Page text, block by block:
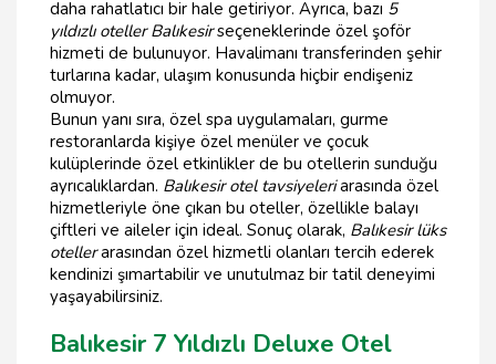
daha rahatlatıcı bir hale getiriyor. Ayrıca, bazı 5
yıldızlı oteller Balıkesirseçeneklerinde özel şoför
hizmeti de bulunuyor. Havalimanı transferinden şehir
turlarına kadar, ulaşım konusunda hiçbir endişeniz
olmuyor.
Bunun yanı sıra, özel spa uygulamaları, gurme
restoranlarda kişiye özel menüler ve çocuk
kulüplerinde özel etkinlikler de bu otellerin sunduğu
ayrıcalıklardan. Balıkesir otel tavsiyeleriarasında özel
hizmetleriyle öne çıkan bu oteller, özellikle balayı
çiftleri ve aileler için ideal. Sonuç olarak, Balıkesir lüks
otellerarasından özel hizmetli olanları tercih ederek
kendinizi şımartabilir ve unutulmaz bir tatil deneyimi
yaşayabilirsiniz.
Balıkesir 7 Yıldızlı Deluxe Otel